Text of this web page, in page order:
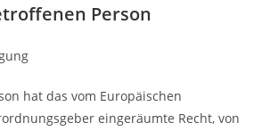
Person
hat das vom Europäischen
eingeräumte Recht, von